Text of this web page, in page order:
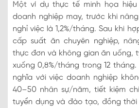
Một ví dụ thực tế minh họa
doanh nghiệp may, trước khi
nghỉ việc là 1,2%/tháng. Sau khi
cấp suất ăn chuyên nghiệp,
thực đơn và không gian ăn uống,
xuống 0,8%/tháng trong 12
nghĩa với việc doanh nghiệp
40–50 nhân sự/năm, tiết kiệm
tuyển dụng và đào tạo, đồng thời